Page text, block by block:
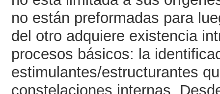
no están preformadas para
del otro adquiere existencia
procesos básicos: la
estimulantes/estructurantes
constelaciones internas.